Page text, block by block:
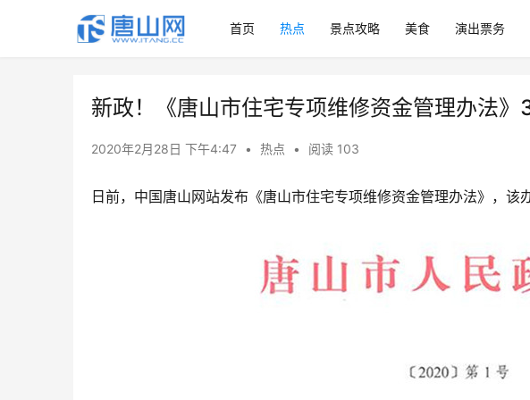
首页 热点 景点攻略 美食 演出票务
新政！《唐山市住宅专项维修资金管理办法》
2020年2月28日 下午4:47 • 热点 • 阅读 103
日前，中国唐山网站发布《唐山市住宅专项维修资金管理办法》，该